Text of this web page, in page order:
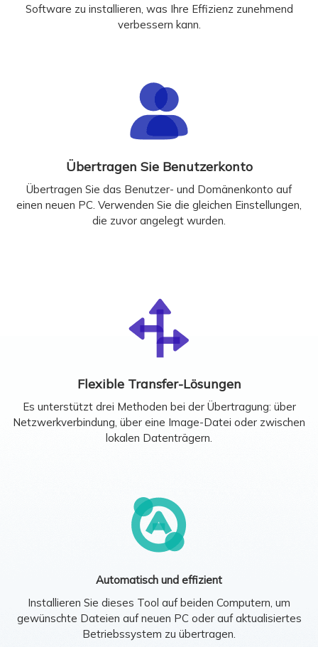
Software zu installieren, was Ihre Effizienz zunehmend
verbessern kann.
Übertragen Sie Benutzerkonto
Übertragen Sie das Benutzer- und Domänenkonto auf
einen neuen PC. Verwenden Sie die gleichen Einstellungen,
die zuvor angelegt wurden.
Flexible Transfer-Lösungen
Es unterstützt drei Methoden bei der Übertragung: über
Netzwerkverbindung, über eine Image-Datei oder zwischen
lokalen Datenträgern.
Automatisch und effizient
Installieren Sie dieses Tool auf beiden Computern, um
gewünschte Dateien auf neuen PC oder auf aktualisiertes
Betriebssystem zu übertragen.